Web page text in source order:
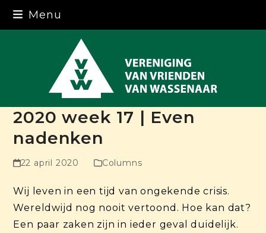
Skip
Menu
2020 week 17 | Even
nadenken
22 april 2020 Columns
Wij leven in een tijd van ongekende crisis.
Wereldwijd nog nooit vertoond. Hoe kan dat?
Een paar zaken zijn in ieder geval duidelijk.